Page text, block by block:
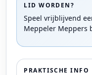
LID WORDEN?
Speel vrijblijvend
Meppeler Meppers
PRAKTISCHE INFO